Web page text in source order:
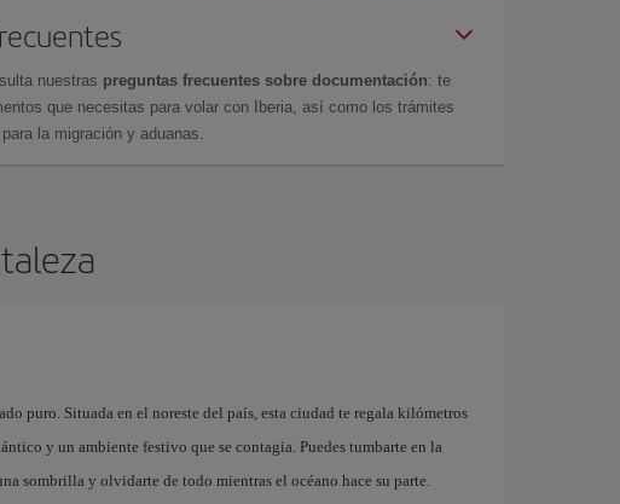
nuestras preguntas frecuentes sobre documentación: te
que necesitas para volar con Iberia, así como los trámites
la migración y aduanas.
puro. Situada en el noreste del país, esta ciudad te regala kilómetros
y un ambiente festivo que se contagia. Puedes tumbarte en la
sombrilla y olvidarte de todo mientras el océano hace su parte.